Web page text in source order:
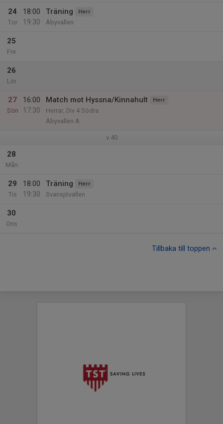
24
Tor
18:00
19:30
Träning Herr
Äbyvallen
25
Fre
26
Lör
27
Sön
16:00
17:30
Match mot Hyssna/Kinnahult Herr
Herrar, Div 4 Södra
Äbyvallen A
v.40
28
Mån
29
Tis
18:00
19:30
Träning Herr
Svansjövallen
30
Ons
Tillbaka till toppen